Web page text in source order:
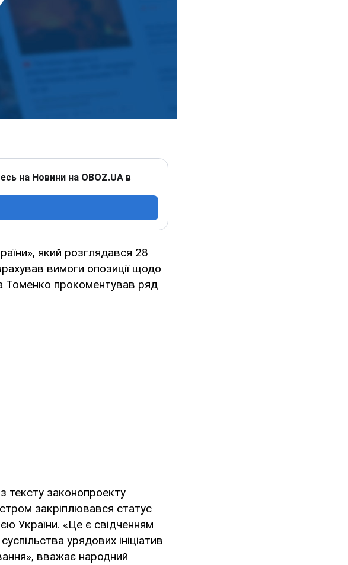
на Новини на OBOZ.UA в
який розглядався 28
вимоги опозиції щодо
Томенко прокоментував ряд
тексту законопроекту
закріплювався статус
України. «Це є свідченням
урядових ініціатив
вважає народний